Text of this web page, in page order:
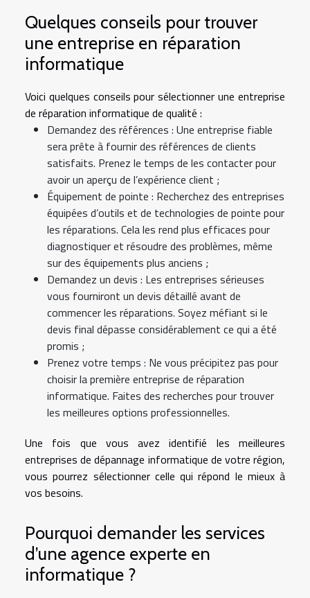
Quelques conseils pour trouver
une entreprise en réparation
informatique
Voici quelques conseils pour sélectionner une entreprise
de réparation informatique de qualité :
Demandez des références : Une entreprise fiable
sera prête à fournir des références de clients
satisfaits. Prenez le temps de les contacter pour
avoir un aperçu de l’expérience client ;
Équipement de pointe : Recherchez des entreprises
équipées d’outils et de technologies de pointe pour
les réparations. Cela les rend plus efficaces pour
diagnostiquer et résoudre des problèmes, même
sur des équipements plus anciens ;
Demandez un devis : Les entreprises sérieuses
vous fourniront un devis détaillé avant de
commencer les réparations. Soyez méfiant si le
devis final dépasse considérablement ce qui a été
promis ;
Prenez votre temps : Ne vous précipitez pas pour
choisir la première entreprise de réparation
informatique. Faites des recherches pour trouver
les meilleures options professionnelles.
Une fois que vous avez identifié les meilleures
entreprises de dépannage informatique de votre région,
vous pourrez sélectionner celle qui répond le mieux à
vos besoins.
Pourquoi demander les services
d’une agence experte en
informatique ?